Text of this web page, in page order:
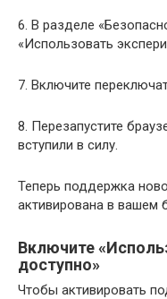
6. В разделе
«Использовать
7. Включите
8. Перезапустите
вступили в силу.
Теперь поддержка
активирована в вашем
Включите
доступно»
Чтобы активировать